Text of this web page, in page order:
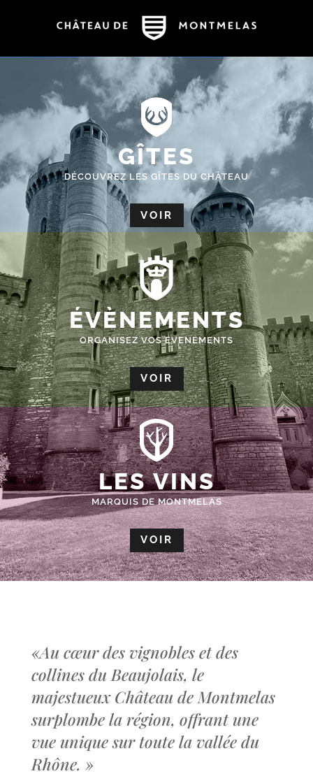
GÎTES
DÉCOUVREZ LES GÎTES DU CHÂTEAU
VOIR
ÉVÈNEMENTS
ORGANISEZ VOS EVENEMENTS
VOIR
LES VINS
MARQUIS DE MONTMELAS
VOIR
«Au cœur des vignobles et des
collines du Beaujolais, le
majestueux Château de Montmelas
surplombe la région, offrant une
vue unique sur toute la vallée du
Rhône. »